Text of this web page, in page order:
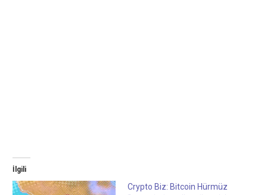
İlgili
Crypto Biz: Bitcoin Hürmüz